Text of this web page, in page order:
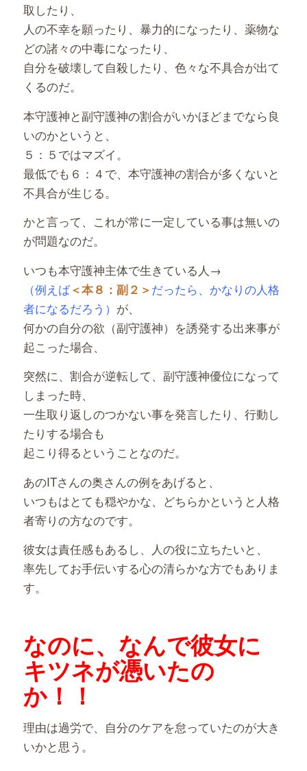
取したり、
人の不幸を願ったり、暴力的になったり、薬物な
どの諸々の中毒になったり、
自分を破壊して自殺したり、色々な不具合が出て
くるのだ。
本守護神と副守護神の割合がいかほどまでなら良
いのかというと、
５：５ではマズイ。
最低でも６：４で、本守護神の割合が多くないと
不具合が生じる。
かと言って、これが常に一定している事は無いの
が問題なのだ。
いつも本守護神主体で生きている人→
（例えば＜本８：副２＞だったら、かなりの人格
者になるだろう） が、
何かの自分の欲（副守護神）を誘発する出来事が
起こった場合、
突然に、割合が逆転して、副守護神優位になって
しまった時、
一生取り返しのつかない事を発言したり、行動し
たりする場合も
起こり得るということなのだ。
あのITさんの奥さんの例をあげると、
いつもはとても穏やかな、どちらかというと人格
者寄りの方なのです。
彼女は責任感もあるし、人の役に立ちたいと、
率先してお手伝いする心の清らかな方でもありま
す。
なのに、なんで彼女に
キツネが憑いたの
か！！
理由は過労で、自分のケアを怠っていたのが大き
いかと思う。